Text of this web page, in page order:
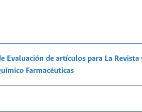
Evaluación de artículos para La
Farmacéuticas